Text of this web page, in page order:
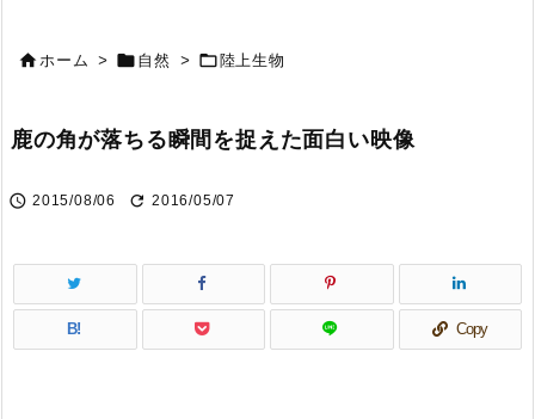
ホーム >  自然 >  陸上生物
鹿の角が落ちる瞬間を捉えた面白い映像
 2015/08/06  2016/05/07
B! Copy